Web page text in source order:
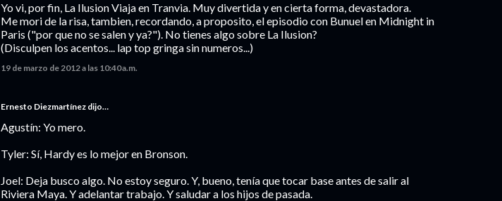
Yo vi, por fin, La Ilusion Viaja en Tranvia. Muy divertida y en cierta forma, devastadora.
Me mori de la risa, tambien, recordando, a proposito, el episodio con Bunuel en Midnight in
Paris ("por que no se salen y ya?"). No tienes algo sobre La Ilusion?
(Disculpen los acentos... lap top gringa sin numeros...)
19 de marzo de 2012 a las 10:40 a.m.
Ernesto Diezmartínez dijo…
Agustín: Yo mero.
Tyler: Sí, Hardy es lo mejor en Bronson.
Joel: Deja busco algo. No estoy seguro. Y, bueno, tenía que tocar base antes de salir al
Riviera Maya. Y adelantar trabajo. Y saludar a los hijos de pasada.